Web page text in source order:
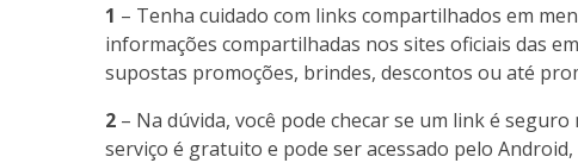
1 – Tenha cuidado com links compartilhados em
informações compartilhadas nos sites oficiais das
supostas promoções, brindes, descontos ou até
2 – Na dúvida, você pode checar se um link é seguro
serviço é gratuito e pode ser acessado pelo